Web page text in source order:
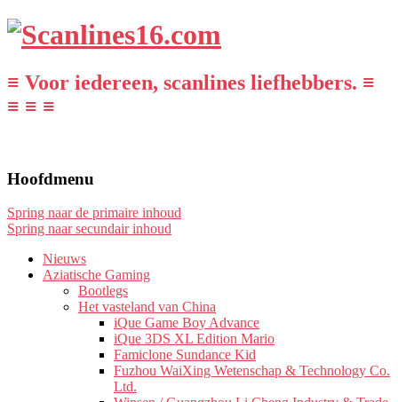
≡ Voor iedereen, scanlines liefhebbers. ≡
≡ ≡ ≡
Hoofdmenu
Spring naar de primaire inhoud
Spring naar secundair inhoud
Nieuws
Aziatische Gaming
Bootlegs
Het vasteland van China
iQue Game Boy Advance
iQue 3DS XL Edition Mario
Famiclone Sundance Kid
Fuzhou WaiXing Wetenschap & Technology Co.
Ltd.